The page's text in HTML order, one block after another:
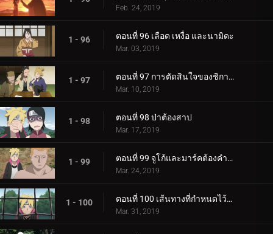
Feb. 24, 2019
1 - 96 ตอนที่ 96 เลือด เหงื่อ และนามิดะ
Mar. 03, 2019
1 - 97 ตอนที่ 97 การตัดสินใจของชิกาได
Mar. 10, 2019
1 - 98 ตอนที่ 98 ป่าต้องสาป
Mar. 17, 2019
1 - 99 ตอนที่ 99 จูโก้และมาร์คต้องคำสาป
Mar. 24, 2019
1 - 100 ตอนที่ 100 เส้นทางที่กำหนดไว้ล่วงหน้า
Mar. 31, 2019